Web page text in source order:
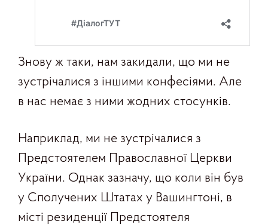
Знову ж таки, нам закидали, що ми не
зустрічалися з іншими конфесіями. Але
в нас немає з ними жодних стосунків.
Наприклад, ми не зустрічалися з
Предстоятелем Православної Церкви
України. Однак зазначу, що коли він був
у Сполучених Штатах у Вашингтоні, в
місті резиденції Предстоятеля